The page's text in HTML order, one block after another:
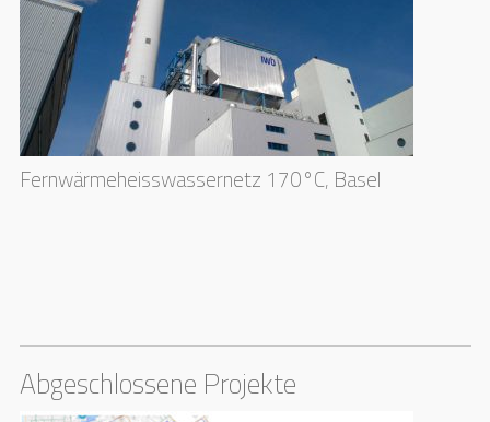
Fernwärmeheisswassernetz 170°C, Basel
Abgeschlossene Projekte